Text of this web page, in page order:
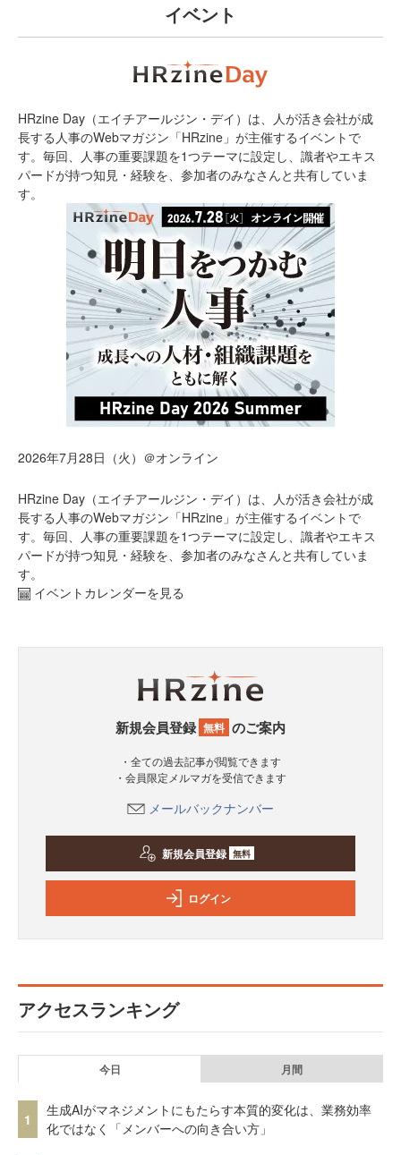
イベント
HRzine Day（エイチアールジン・デイ）は、人が活き会社が成
長する人事のWebマガジン「HRzine」が主催するイベントで
す。毎回、人事の重要課題を1つテーマに設定し、識者やエキス
パードが持つ知見・経験を、参加者のみなさんと共有していま
す。
2026年7月28日（火）＠オンライン
HRzine Day（エイチアールジン・デイ）は、人が活き会社が成
長する人事のWebマガジン「HRzine」が主催するイベントで
す。毎回、人事の重要課題を1つテーマに設定し、識者やエキス
パードが持つ知見・経験を、参加者のみなさんと共有していま
す。
イベントカレンダーを見る
新規会員登録 無料 のご案内
・全ての過去記事が閲覧できます
・会員限定メルマガを受信できます
メールバックナンバー
新規会員登録 無料
ログイン
アクセスランキング
今日 月間
1
生成AIがマネジメントにもたらす本質的変化は、業務効率
化ではなく「メンバーへの向き合い方」